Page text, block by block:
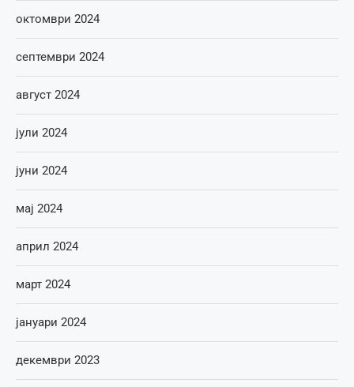
октомври 2024
септември 2024
август 2024
јули 2024
јуни 2024
мај 2024
април 2024
март 2024
јануари 2024
декември 2023